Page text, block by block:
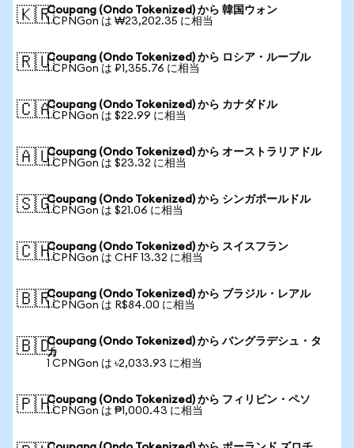
🇰🇷Coupang (Ondo Tokenized) から 韓国ウォン
1 CPNGon は ₩23,202.35 に相当
🇷🇺Coupang (Ondo Tokenized) から ロシア・ルーブル
1 CPNGon は ₽1,355.76 に相当
🇨🇦Coupang (Ondo Tokenized) から カナダドル
1 CPNGon は $22.99 に相当
🇦🇺Coupang (Ondo Tokenized) から オーストラリアドル
1 CPNGon は $23.32 に相当
🇸🇬Coupang (Ondo Tokenized) から シンガポールドル
1 CPNGon は $21.06 に相当
🇨🇭Coupang (Ondo Tokenized) から スイスフラン
1 CPNGon は CHF 13.32 に相当
🇧🇷Coupang (Ondo Tokenized) から ブラジル・レアル
1 CPNGon は R$84.00 に相当
🇧🇩Coupang (Ondo Tokenized) から バングラデシュ・タ
カ
1 CPNGon は ৳2,033.93 に相当
🇵🇭Coupang (Ondo Tokenized) から フィリピン・ペソ
1 CPNGon は ₱1,000.43 に相当